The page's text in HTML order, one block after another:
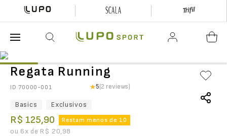
Regata Running
ID 70000-001 5(2 reviews)
Basics Exclusivos
R$ 125,90 Restam menos de 10
ou 6x de R$ 20,98